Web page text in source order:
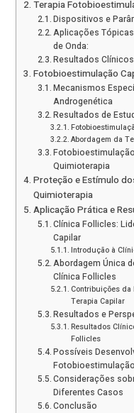
Terapia
Dispositivos e
Aplicações
de Onda:
Resultados
Fotobioestimulação
Mecanismos
Androgenética
Resultados de
Abordagem da
Quimioterapia
Proteção e Estímulo
Quimioterapia
Aplicação Prática e
Clínica Follicles:
Capilar
Introdução à
Abordagem Única
Clínica Follicles
Contribuições da
Terapia Capilar
Resultados e
Resultados
Follicles
Possíveis
Considerações
Diferentes Casos
Conclusão